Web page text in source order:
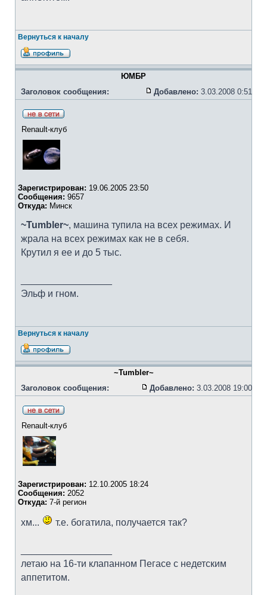
Вернуться к началу
ЮМБР
Заголовок сообщения:
Добавлено: 3.03.2008 0:51
Renault-клуб
Зарегистрирован: 19.06.2005 23:50
Сообщения: 9657
Откуда: Минск
~Tumbler~, машина тупила на всех режимах. И
жрала на всех режимах как не в себя.
Крутил я ее и до 5 тыс.
Эльф и гном.
Вернуться к началу
~Tumbler~
Заголовок сообщения:
Добавлено: 3.03.2008 19:00
Renault-клуб
Зарегистрирован: 12.10.2005 18:24
Сообщения: 2052
Откуда: 7-й регион
хм... т.е. богатила, получается так?
летаю на 16-ти клапанном Пегасе с недетским
аппетитом.